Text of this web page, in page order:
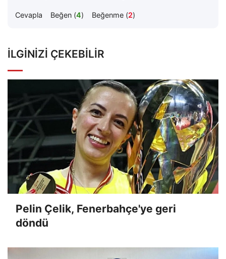
Cevapla Beğen (4) Beğenme (2)
İLGINIZI ÇEKEBILIR
Pelin Çelik, Fenerbahçe'ye geri
döndü